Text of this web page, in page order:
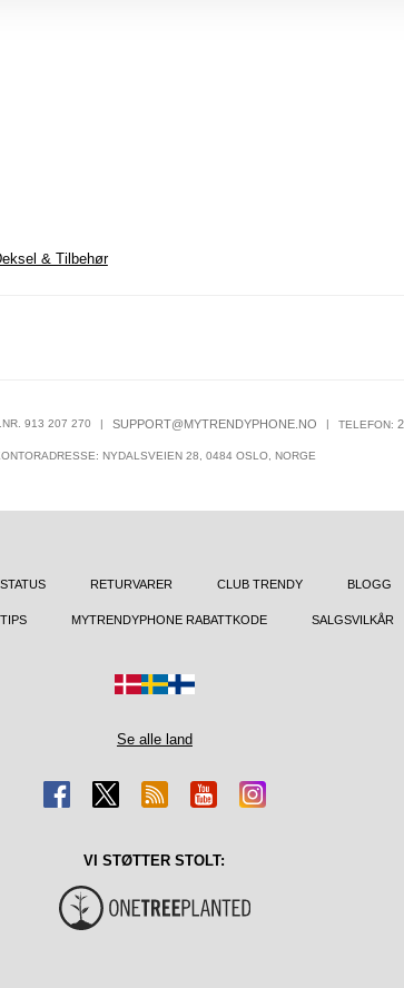
& Tilbehør
913 207 270 | SUPPORT@MYTRENDYPHONE.NO | TELEFON:
NYDALSVEIEN 28, 0484 OSLO, NORGE
RETURVARER CLUB TRENDY BLOGG
MYTRENDYPHONE RABATTKODE SALGSVILKÅR
Se alle land
VI STØTTER STOLT: